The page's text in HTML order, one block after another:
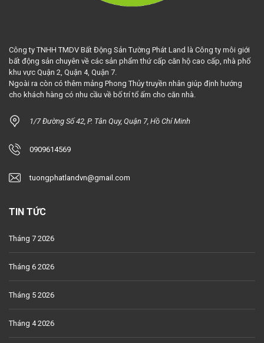
Công ty TNHH TMDV Bất Động Sản Tường Phát Land là Công ty môi giới
bất động sản chuyên về các sản phẩm thứ cấp căn hộ cao cấp, nhà phố
khu vực Quận 2, Quận 4, Quận 7.
Ngoài ra còn có thêm mảng Phong Thủy truyền nhân giúp định hướng
cho khách hàng có nhu cầu về bố trí tổ ấm cho căn nhà.
1/7 Đường Số 42, P. Tân Quy, Quận 7, Hồ Chí Minh
0909614569
tuongphatlandvn@gmail.com
TIN TỨC
Tháng 7 2026
Tháng 6 2026
Tháng 5 2026
Tháng 4 2026